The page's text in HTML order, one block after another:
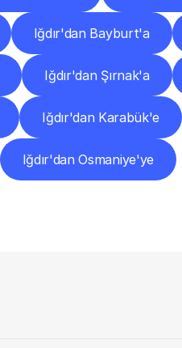
Iğdır'dan Bayburt'a
Iğdır'dan Şırnak'a
Iğdır'dan Karabük'e
Iğdır'dan Osmaniye'ye